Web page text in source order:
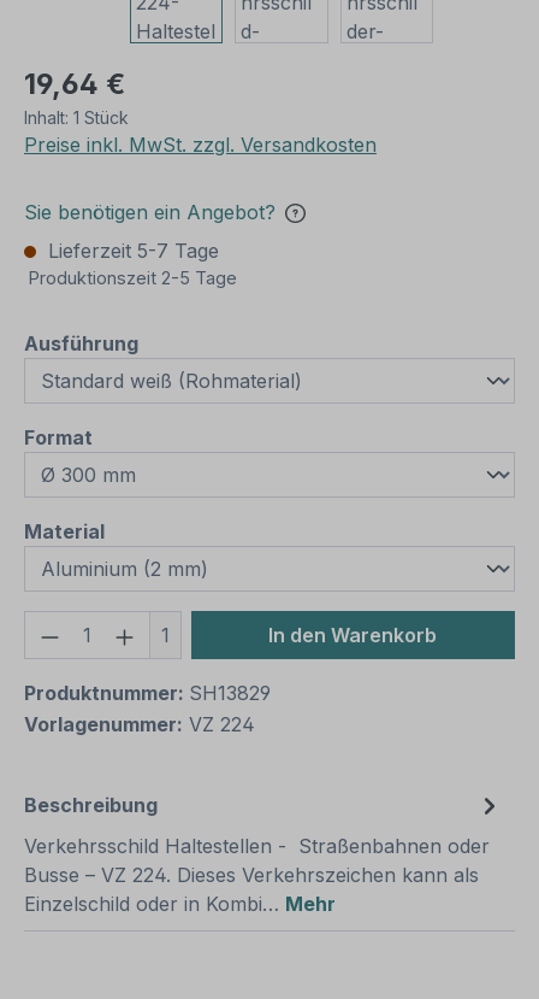
19,64 €
Inhalt: 1 Stück
Preise inkl. MwSt. zzgl. Versandkosten
Sie benötigen ein Angebot?
Lieferzeit 5-7 Tage
Produktionszeit 2-5 Tage
Ausführungauswählen
Format
Materialauswählen
Produkt Anzahl: Gib den
1 In den Warenkorb
Produktnummer: SH13829
Vorlagenummer: VZ 224
Beschreibung
Verkehrsschild Haltestellen - Straßenbahnen oder
Busse – VZ 224. Dieses Verkehrszeichen kann als
Einzelschild oder in Kombi… Mehr